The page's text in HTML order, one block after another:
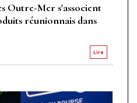
Outre-Mer s'associent
réunionnais dans
Lire